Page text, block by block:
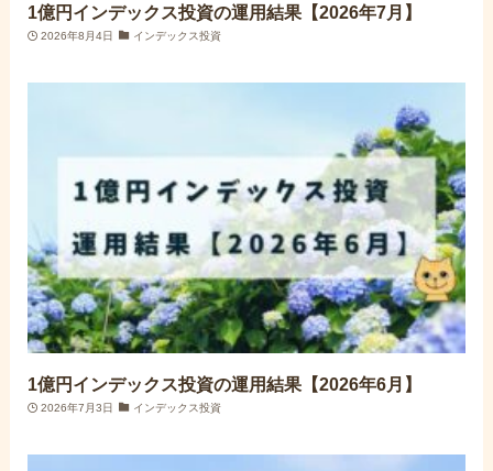
1億円インデックス投資の運用結果【2026年7月】
2026年8月4日 インデックス投資
1億円インデックス投資の運用結果【2026年6月】
2026年7月3日 インデックス投資